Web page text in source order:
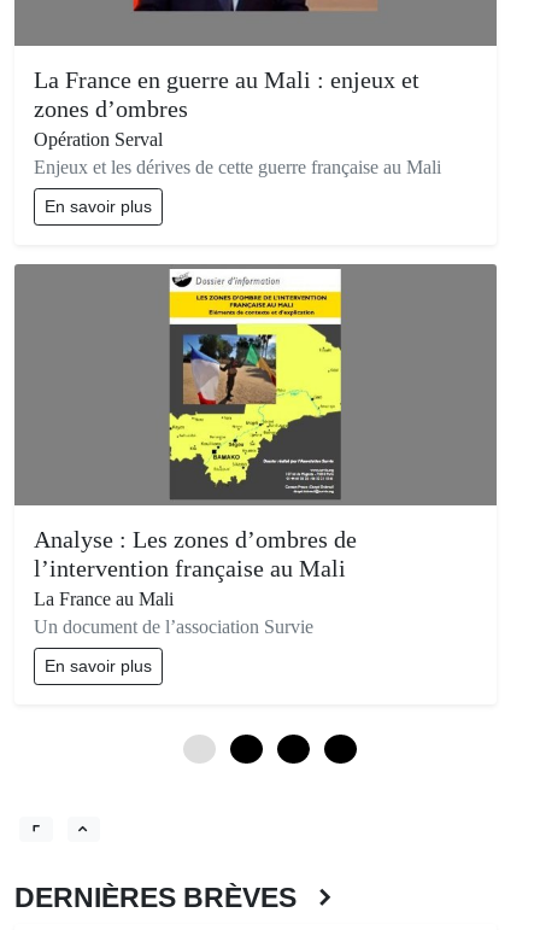
La France en guerre au Mali : enjeux et
zones d’ombres
Opération Serval
Enjeux et les dérives de cette guerre française au Mali
En savoir plus
Analyse : Les zones d’ombres de
l’intervention française au Mali
La France au Mali
Un document de l’association Survie
En savoir plus
DERNIÈRES BRÈVES